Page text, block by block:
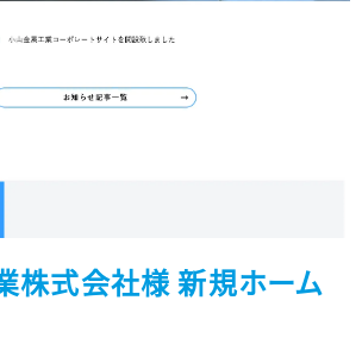
株式会社様 新規ホーム